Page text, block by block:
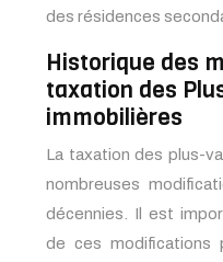
des résidences
Historique des
taxation des
immobilières
La taxation des plus-
nombreuses
décennies. Il est
de ces modifications